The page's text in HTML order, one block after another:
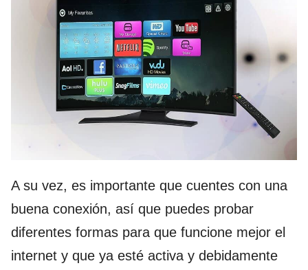
A su vez, es importante que cuentes con una
buena conexión, así que puedes probar
diferentes formas para que funcione mejor el
internet y que ya esté activa y debidamente